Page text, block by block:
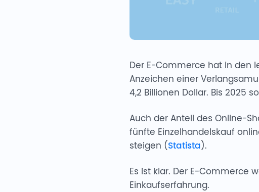
Der E-Commerce hat in den
Anzeichen einer
4,2 Billionen Dollar. Bis 2025
Auch der Anteil des Online-
fünfte Einzelhandelskauf
steigen (Statista).
Es ist klar. Der E-Commerce
Einkaufserfahrung.